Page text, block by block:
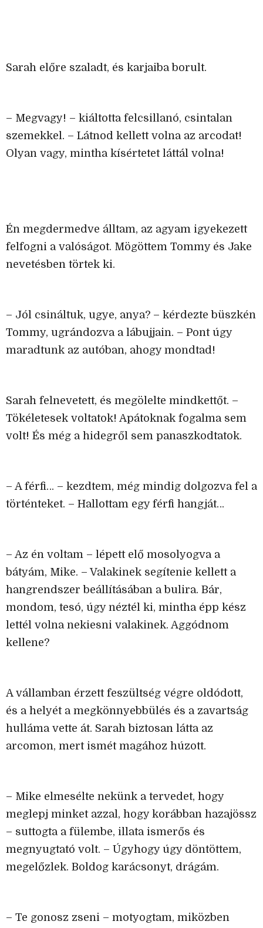
Sarah előre szaladt, és karjaiba borult.
– Megvagy! – kiáltotta felcsillanó, csintalan
szemekkel. – Látnod kellett volna az arcodat!
Olyan vagy, mintha kísértetet láttál volna!
Én megdermedve álltam, az agyam igyekezett
felfogni a valóságot. Mögöttem Tommy és Jake
nevetésben törtek ki.
– Jól csináltuk, ugye, anya? – kérdezte büszkén
Tommy, ugrándozva a lábujjain. – Pont úgy
maradtunk az autóban, ahogy mondtad!
Sarah felnevetett, és megölelte mindkettőt. –
Tökéletesek voltatok! Apátoknak fogalma sem
volt! És még a hidegről sem panaszkodtatok.
– A férfi… – kezdtem, még mindig dolgozva fel a
történteket. – Hallottam egy férfi hangját…
– Az én voltam – lépett elő mosolyogva a
bátyám, Mike. – Valakinek segítenie kellett a
hangrendszer beállításában a bulira. Bár,
mondom, tesó, úgy néztél ki, mintha épp kész
lettél volna nekiesni valakinek. Aggódnom
kellene?
A vállamban érzett feszültség végre oldódott,
és a helyét a megkönnyebbülés és a zavartság
hulláma vette át. Sarah biztosan látta az
arcomon, mert ismét magához húzott.
– Mike elmesélte nekünk a tervedet, hogy
meglepj minket azzal, hogy korábban hazajössz
– suttogta a fülembe, illata ismerős és
megnyugtató volt. – Úgyhogy úgy döntöttem,
megelőzlek. Boldog karácsonyt, drágám.
– Te gonosz zseni – motyogtam, miközben